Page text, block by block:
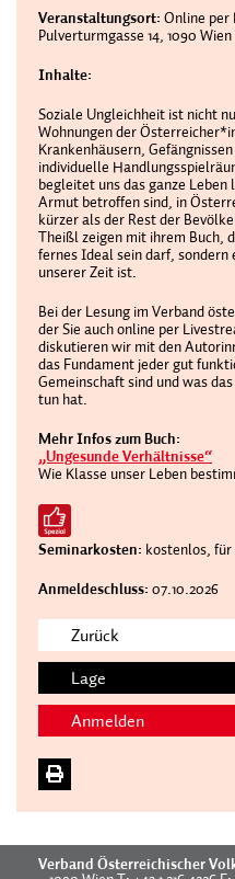
Veranstaltungsort Online per
Pulverturmgasse 14, 1090 Wien
Inhalte:
Soziale Ungleichheit ist nicht
Wohnungen der
Krankenhäusern,
individuelle
begleitet uns das ganze Leben
Armut betroffen sind, in
kürzer als der Rest der
Theißl zeigen mit ihrem Buch,
fernes Ideal sein darf, sondern
unserer Zeit ist.
Bei der Lesung im Verband
der Sie auch online per
diskutieren wir mit den
das Fundament jeder gut
Gemeinschaft sind und was
tun hat.
Mehr Infos zum Buch:
„Ungesunde Verhältnisse“
Wie Klasse unser Leben
Seminarkosten: kostenlos,
Anmeldeschluss: 07.10.2026
Zurück
Lage
Anmelden
Verband Österreichischer